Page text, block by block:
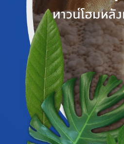
ทาวน์โฮมหลั